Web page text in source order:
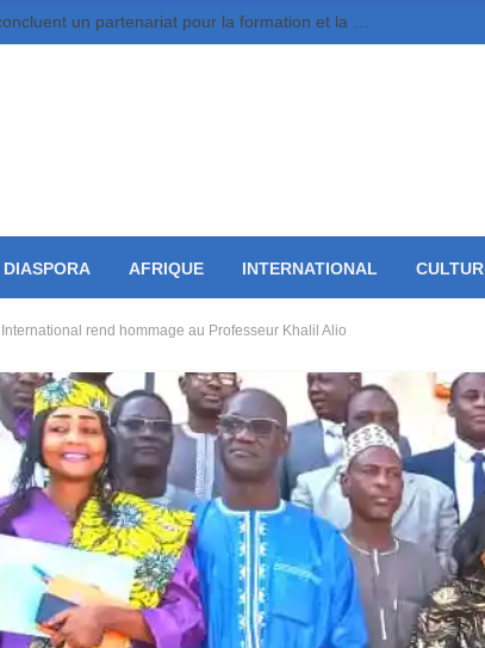
L’ISJCT et l’AMET concluent un partenariat pour la formation et la professionnalisation des médias tchadiens
DIASPORA AFRIQUE INTERNATIONAL
rend hommage au Professeur Khalil Alio